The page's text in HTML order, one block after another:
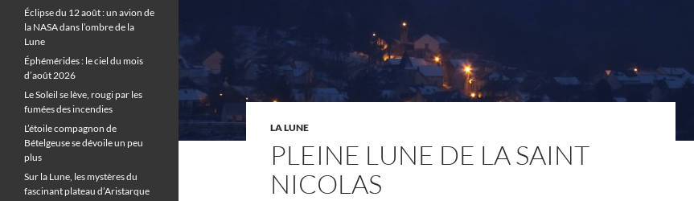
LA LUNE
PLEINE LUNE DE LA SAINT
NICOLAS
Éclipse du 12 août : un avion de
la NASA dans l’ombre de la
Lune
Éphémérides : le ciel du mois
d’août 2026
Le Soleil se lève, rougi par les
fumées des incendies
L’étoile compagnon de
Bételgeuse se dévoile un peu
plus
Sur la Lune, les mystères du
fascinant plateau d’Aristarque